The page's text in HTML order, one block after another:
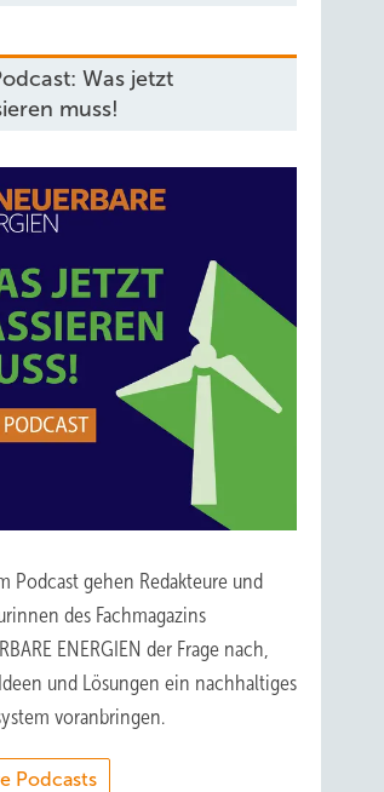
Was jetzt
muss!
Podcast gehen Redakteure und
des Fachmagazins
ENERGIEN der Frage nach,
und Lösungen ein nachhaltiges
voranbringen.
Podcasts